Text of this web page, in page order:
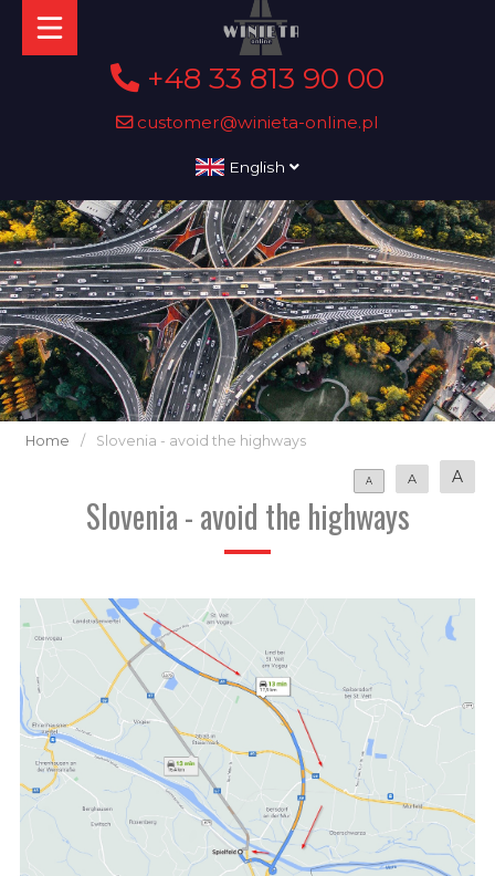
+48 33 813 90 00
customer@winieta-online.pl
English
Home / Slovenia - avoid the highways
A A A
Slovenia - avoid the highways